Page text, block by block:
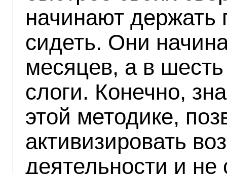
начинают держать
сидеть. Они
месяцев, а в
слоги. Конечно,
этой методике,
активизировать
деятельности и